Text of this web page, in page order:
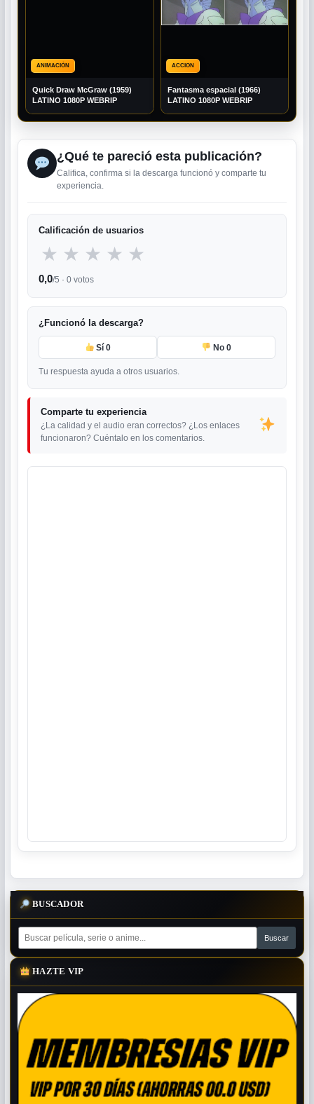
ANIMACIÓN
Quick Draw McGraw (1959)
LATINO 1080P WEBRIP
ACCION
Fantasma espacial (1966)
LATINO 1080P WEBRIP
¿Qué te pareció esta publicación?
Califica, confirma si la descarga funcionó y comparte tu
experiencia.
Calificación de usuarios
★ ★ ★ ★ ★
0,0/5 · 0 votos
¿Funcionó la descarga?
Sí0 No 0
Tu respuesta ayuda a otros usuarios.
Comparte tu experiencia
¿La calidad y el audio eran correctos? ¿Los enlaces
funcionaron? Cuéntalo en los comentarios.
BUSCADOR
HAZTE VIP